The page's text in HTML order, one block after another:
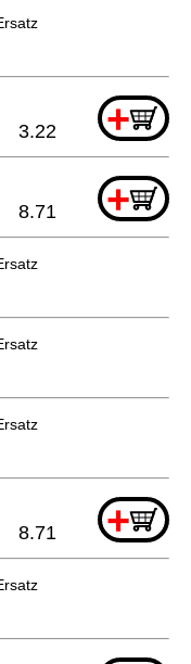
+
3.22
+
8.71
+
8.71